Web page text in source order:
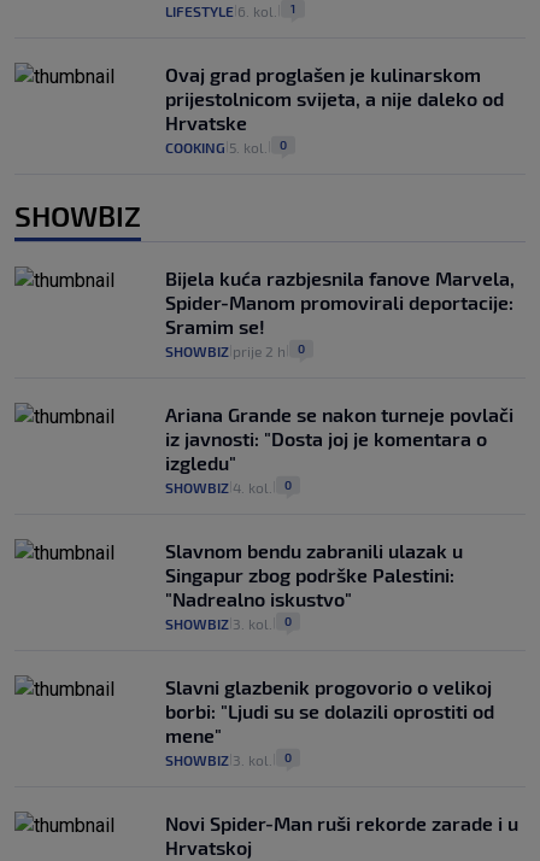
LIFESTYLE 6. kol. 1
Ovaj grad proglašen je kulinarskom
prijestolnicom svijeta, a nije daleko od
Hrvatske
COOKING 5. kol. 0
SHOWBIZ
Bijela kuća razbjesnila fanove Marvela,
Spider-Manom promovirali deportacije:
Sramim se!
SHOWBIZ prije 2 h 0
Ariana Grande se nakon turneje povlači
iz javnosti: "Dosta joj je komentara o
izgledu"
SHOWBIZ 4. kol. 0
Slavnom bendu zabranili ulazak u
Singapur zbog podrške Palestini:
"Nadrealno iskustvo"
SHOWBIZ 3. kol. 0
Slavni glazbenik progovorio o velikoj
borbi: "Ljudi su se dolazili oprostiti od
mene"
SHOWBIZ 3. kol. 0
Novi Spider-Man ruši rekorde zarade i u
Hrvatskoj